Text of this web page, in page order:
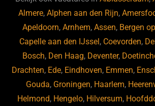
o
o
k
n
Almere,Alphen aan den Rijn,
Apeldoorn,Arnhem,Assen, Bergen
Capelle aan den IJssel, Coevorden,
Bosch, Den Haag, Deventer,
Drachten, Ede, Eindhoven, Emmen,
Gouda, Groningen, Haarlem,
Helmond, Hengelo, Hilversum,